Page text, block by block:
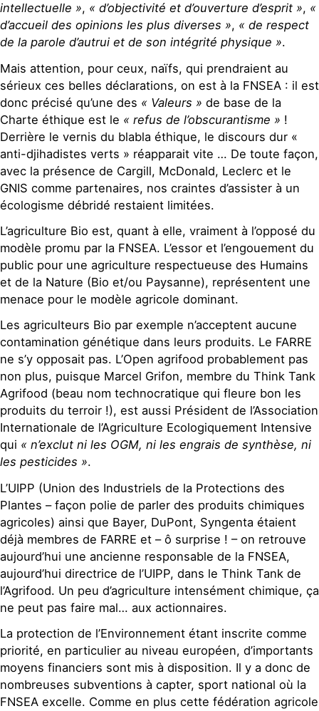
intellectuelle », « d’objectivité et d’ouverture d’esprit », «
d’accueil des opinions les plus diverses », « de respect
de la parole d’autrui et de son intégrité physique ».
Mais attention, pour ceux, naïfs, qui prendraient au
sérieux ces belles déclarations, on est à la FNSEA : il est
donc précisé qu’une des « Valeurs » de base de la
Charte éthique est le « refus de l’obscurantisme » !
Derrière le vernis du blabla éthique, le discours dur «
anti-djihadistes verts » réapparait vite … De toute façon,
avec la présence de Cargill, McDonald, Leclerc et le
GNIS comme partenaires, nos craintes d’assister à un
écologisme débridé restaient limitées.
L’agriculture Bio est, quant à elle, vraiment à l’opposé du
modèle promu par la FNSEA. L’essor et l’engouement du
public pour une agriculture respectueuse des Humains
et de la Nature (Bio et/ou Paysanne), représentent une
menace pour le modèle agricole dominant.
Les agriculteurs Bio par exemple n’acceptent aucune
contamination génétique dans leurs produits. Le FARRE
ne s’y opposait pas. L’Open agrifood probablement pas
non plus, puisque Marcel Grifon, membre du Think Tank
Agrifood (beau nom technocratique qui fleure bon les
produits du terroir !), est aussi Président de l’Association
Internationale de l’Agriculture Ecologiquement Intensive
qui « n’exclut ni les OGM, ni les engrais de synthèse, ni
les pesticides ».
L’UIPP (Union des Industriels de la Protections des
Plantes – façon polie de parler des produits chimiques
agricoles) ainsi que Bayer, DuPont, Syngenta étaient
déjà membres de FARRE et – ô surprise ! – on retrouve
aujourd’hui une ancienne responsable de la FNSEA,
aujourd’hui directrice de l’UIPP, dans le Think Tank de
l’Agrifood. Un peu d’agriculture intensément chimique, ça
ne peut pas faire mal… aux actionnaires.
La protection de l’Environnement étant inscrite comme
priorité, en particulier au niveau européen, d’importants
moyens financiers sont mis à disposition. Il y a donc de
nombreuses subventions à capter, sport national où la
FNSEA excelle. Comme en plus cette fédération agricole